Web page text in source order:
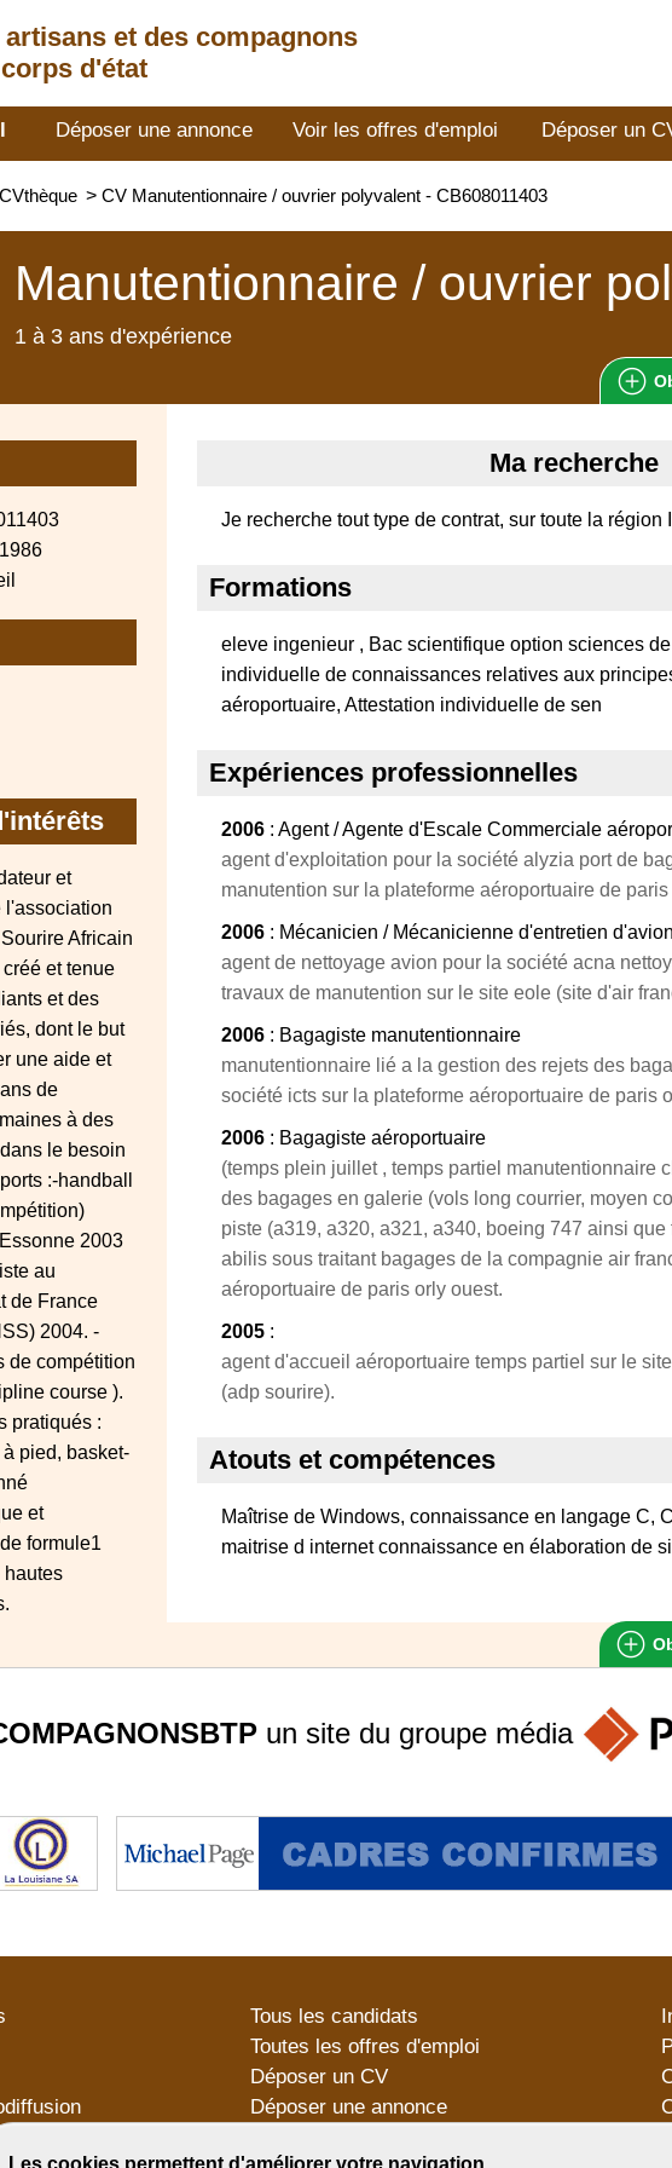
artisans et des compagnons
d'état
Déposer une annonce Voir les offres d'emploi Déposer un
> CV Manutentionnaire / ouvrier polyvalent - CB608011403
Manutentionnaire / ouvrier
1 à 3 ans d'expérience
et
l'association
Africain
et tenue
et des
dont le but
une aide et
de
à des
le besoin
:-handball
2003
au
de France
2004. -
de compétition
course ).
pratiqués :
pied, basket-
et
formule1
hautes
Ma recherche
Je recherche tout type de contrat, sur toute la
Formations
eleve ingenieur , Bac scientifique option sciences
individuelle de connaissances relatives aux
aéroportuaire, Attestation individuelle de sen
Expériences professionnelles
2006 : Agent / Agente d'Escale Commerciale
agent d'exploitation pour la société alyzia port de
manutention sur la plateforme aéroportuaire de paris
2006 : Mécanicien / Mécanicienne d'entretien
agent de nettoyage avion pour la société acna
travaux de manutention sur le site eole (site d'air
2006 : Bagagiste manutentionnaire
manutentionnaire lié a la gestion des rejets des
société icts sur la plateforme aéroportuaire de paris
2006 : Bagagiste aéroportuaire
(temps plein juillet , temps partiel manutentionnaire
des bagages en galerie (vols long courrier, moyen
piste (a319, a320, a321, a340, boeing 747 ainsi
abilis sous traitant bagages de la compagnie air
aéroportuaire de paris orly ouest.
2005 :
agent d'accueil aéroportuaire temps partiel sur le
(adp sourire).
Atouts et compétences
Maîtrise de Windows, connaissance en langage C,
maitrise d internet connaissance en élaboration de
Les cookies permettent d'améliorer votre navigation
un site du groupe média
Tous les candidats
Toutes les offres d'emploi
Déposer un CV
Déposer une annonce